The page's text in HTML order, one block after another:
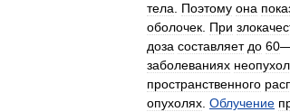
тела. Поэтому она
оболочек. При
доза составляет до 60
заболеваниях
пространственного
опухолях. Облучение